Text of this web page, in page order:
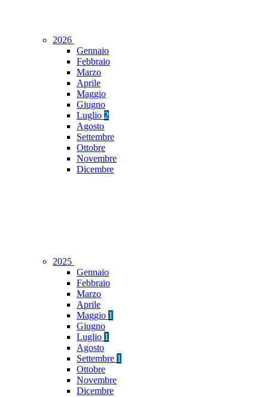
2026
Gennaio
Febbraio
Marzo
Aprile
Maggio
Giugno
Luglio 2
Agosto
Settembre
Ottobre
Novembre
Dicembre
2025
Gennaio
Febbraio
Marzo
Aprile
Maggio 1
Giugno
Luglio 1
Agosto
Settembre 1
Ottobre
Novembre
Dicembre